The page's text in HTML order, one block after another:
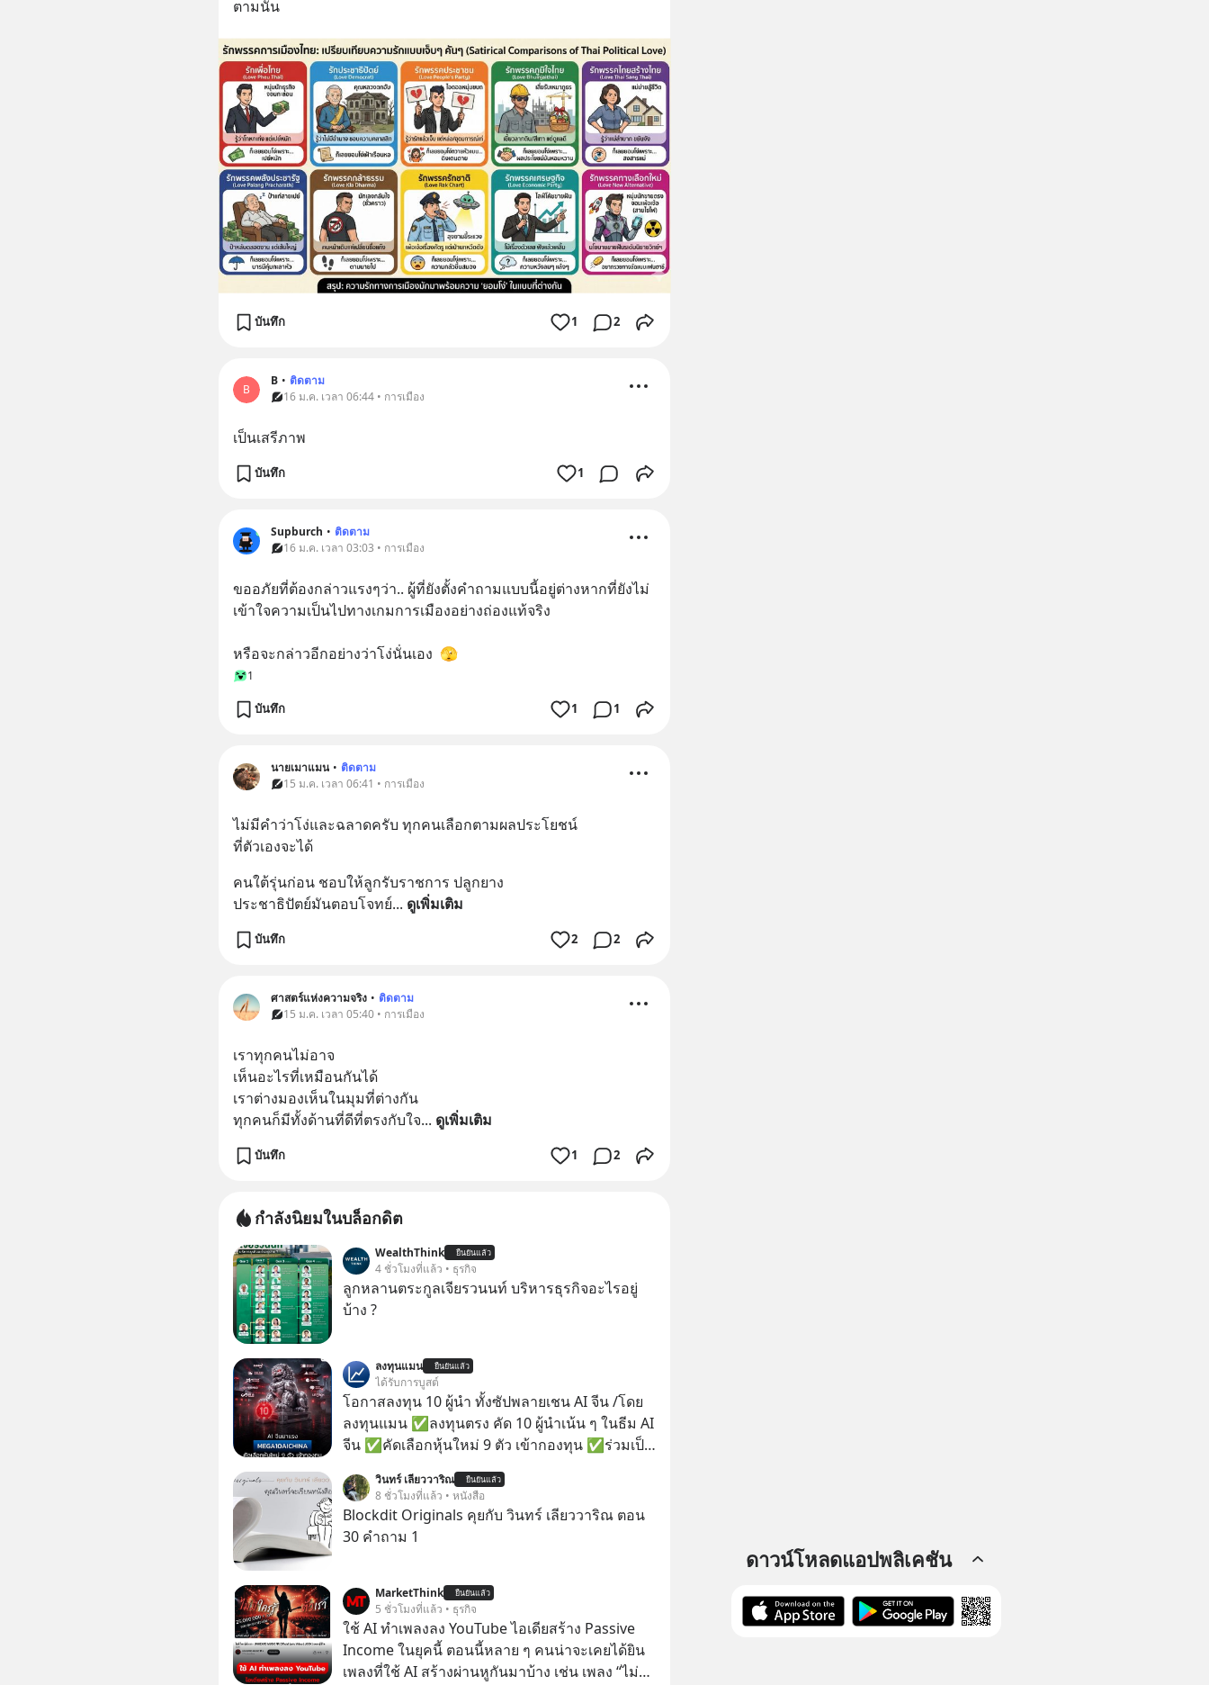
ตามนั้น
บันทึก 1 2
B
B • ติดตาม
16 ม.ค. เวลา 06:44 • การเมือง
เป็นเสรีภาพ
บันทึก 1
Supburch • ติดตาม
16 ม.ค. เวลา 03:03 • การเมือง
ขออภัยที่ต้องกล่าวแรงๆว่า.. ผู้ที่ยังตั้งคำถามแบบนี้อยู่ต่างหากที่ยังไม่
เข้าใจความเป็นไปทางเกมการเมืองอย่างถ่องแท้จริง
หรือจะกล่าวอีกอย่างว่าโง่นั่นเอง  🫣
1
บันทึก 1 1
นายเมาแมน • ติดตาม
15 ม.ค. เวลา 06:41 • การเมือง
ไม่มีคำว่าโง่และฉลาดครับ ทุกคนเลือกตามผลประโยชน์
ที่ตัวเองจะได้
คนใต้รุ่นก่อน ชอบให้ลูกรับราชการ ปลูกยาง
ประชาธิปัตย์มันตอบโจทย์... ดูเพิ่มเติม
บันทึก 2 2
ศาสตร์แห่งความจริง • ติดตาม
15 ม.ค. เวลา 05:40 • การเมือง
เราทุกคนไม่อาจ
เห็นอะไรที่เหมือนกันได้
เราต่างมองเห็นในมุมที่ต่างกัน
ทุกคนก็มีทั้งด้านที่ดีที่ตรงกับใจ... ดูเพิ่มเติม
บันทึก 1 2
กำลังนิยมในบล็อกดิต
WealthThink ยืนยันแล้ว
4 ชั่วโมงที่แล้ว • ธุรกิจ
ลูกหลานตระกูลเจียรวนนท์ บริหารธุรกิจอะไรอยู่
บ้าง ?
ลงทุนแมน ยืนยันแล้ว
ได้รับการบูสต์
โอกาสลงทุน 10 ผู้นำ ทั้งซัปพลายเชน AI จีน /โดย
ลงทุนแมน ✅ลงทุนตรง คัด 10 ผู้นำเน้น ๆ ในธีม AI
จีน ✅คัดเลือกหุ้นใหม่ 9 ตัว เข้ากองทุน ✅ร่วมเป็น
ความจำ โมเดล AI ยันหุ่นยนต์ ✅ได้การรับยกเว้น
ภาษี Capital Gain ตามกฎหมายภาษีของ
ประเทศไทย
วินทร์ เลียววาริณ ยืนยันแล้ว
8 ชั่วโมงที่แล้ว • หนังสือ
Blockdit Originals คุยกับ วินทร์ เลียววาริณ ตอน
30 คำถาม 1
MarketThink ยืนยันแล้ว
5 ชั่วโมงที่แล้ว • ธุรกิจ
ใช้ AI ทำเพลงลง YouTube ไอเดียสร้าง Passive
Income ในยุคนี้ ตอนนี้หลาย ๆ คนน่าจะเคยได้ยิน
เพลงที่ใช้ AI สร้างผ่านหูกันมาบ้าง เช่น เพลง “ไม่มี
ดาวน์โหลดแอปพลิเคชัน